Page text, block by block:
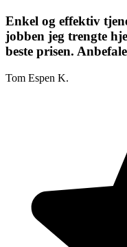
Enkel og effektiv
jobben jeg trengte
beste prisen.
Tom Espen K.